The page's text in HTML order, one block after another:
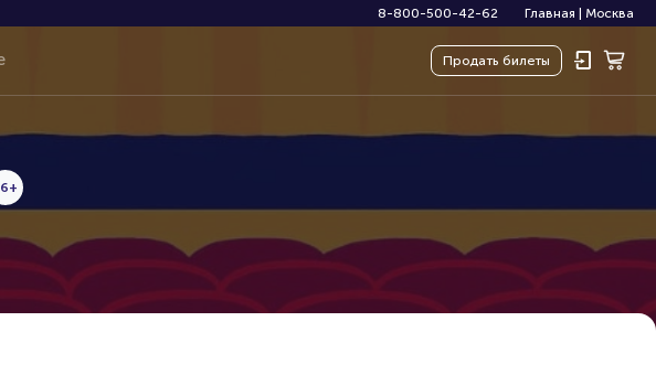
8-800-500-42-62 Главная Москва
Продать билеты